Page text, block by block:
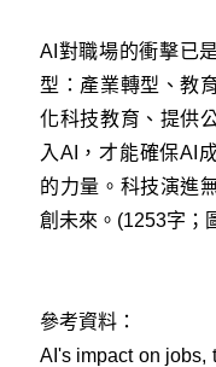
AI對職場的衝擊已
型：產業轉型、教
化科技教育、提供
入AI，才能確保AI
的力量。科技演進
創未來。(1253字；
參考資料：
AI's impact on jobs,